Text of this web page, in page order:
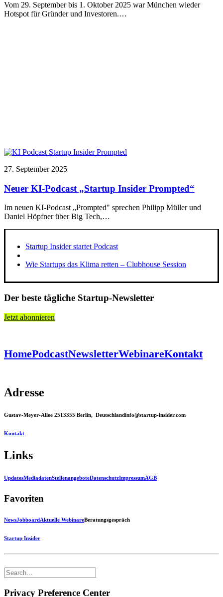
Vom 29. September bis 1. Oktober 2025 war München wieder
Hotspot für Gründer und Investoren.…
27. September 2025
Neuer KI-Podcast „Startup Insider Prompted“
Im neuen KI-Podcast „Prompted" sprechen Philipp Müller und
Daniel Höpfner über Big Tech,…
Startup Insider startet Podcast
Wie Startups das Klima retten – Clubhouse Session
Der beste tägliche Startup-Newsletter
Jetzt abonnieren
HomePodcastNewsletterWebinareKontakt
Adresse
Gustav-Meyer-Allee 2513355 Berlin, Deutschlandinfo@startup-insider.com
Kontakt
Links
UpdatesMediadatenStellenangeboteDatenschutzImpressumAGB
Favoriten
NewsJobboardAktuelle WebinareBeratungsgespräch
Startup Insider
Privacy Preference Center